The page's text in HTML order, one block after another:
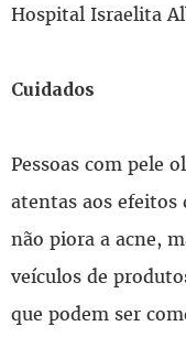
Hospital Israelita
Cuidados
Pessoas com pele
atentas aos efeitos
não piora a acne,
veículos de
que podem ser